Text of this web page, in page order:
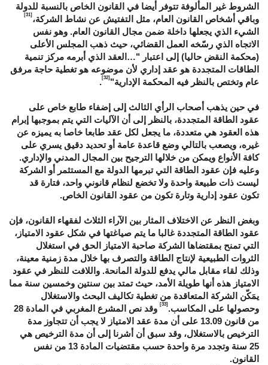
الشروط غير المألوفة تتوفر أيضا في القانون الخاص بالنسبة للدولة
وباقي أشخاص القانون العام، مثل التفتيش عن نشاط الشركة،[31]
الشيء الذي يجعلها داخلة ضمن مجال القانون العام. وهو نفس
الاتجاه الذي رسّخه العمل القضائي، حيث ذهب المجلس الأعلى
(محكمة النقض حاليا) إلى اعتبار "…العقد الذي أبرمه مركز تنمية
الطاقات المتجددة هو عقد إداري لأن موضوعه هو تغطية حاجة مرفق
عام وتختص بالنظر فيه المحكمة الإدارية"[32]
.
في حين يذهب أصحاب الرأي الثالث إلى إضفاء طابع خاص على
عقود الطاقة المتجددة، بالنظر إلى أن الآليات التي يتم بموجبها إبرام
هذه العقود هي متعددة، ما يجعل لكل عقد طابعا خاصا به يميزه عن
غيره، ويصعب بالتالي وضع قاعدة عامة أو تحديد دقيق يسري على
كافة الأنواع ويمكن من خلالها الترجيح بين المجال المدني والإداري.
وعليه فإن عقود الطاقة التي تبرمها الدولة مع المستثمر أو الشركة
ليست ذات طبيعة واحدة ولا تخضع لنظام قانوني واحد، فتارة قد
تكون عقود إدارية وتارة تكون من عقود القانون الخاص.
وبغض النظر عن الاختلاف المثار بين الآراء الثلاث لفقهاء القانون، فإن
عقود الطاقة المتجددة غالبا ما يتم صياغتها في شكل عقود الامتياز،
التي تمنح بمقتضاها الشركة صاحبة الامتياز الحق في استغلال
الثروات الطبيعية لإنتاج الطاقة والتصرف بها خلال مدة زمنية معينة،
وذلك لقاء مقابل مالي يدفع للدولة المانحة. واللافت للنظر في عقود
الامتياز هذه أنها طويلة الأمد، حيث تمتد بين سنتين وخمسين سنة مما
يمَكّن الشركة المتعاقدة من تغطية تكاليف البحث والاستغلال
وحصولها على المكاسب.[33]
وقد نص المشرع المغربي في المادة 28
من قانون 13.09 على أن مدة عقد الامتياز لا يجب أن تتجاوز مدة
الترخيص بالاستغلال، وقد سبق أن أشرنا إلى أن مدة الترخيص هي
25 سنة وتجدد مرة واحدة حسب مقتضيات المادة 13 من نفس
القانون.